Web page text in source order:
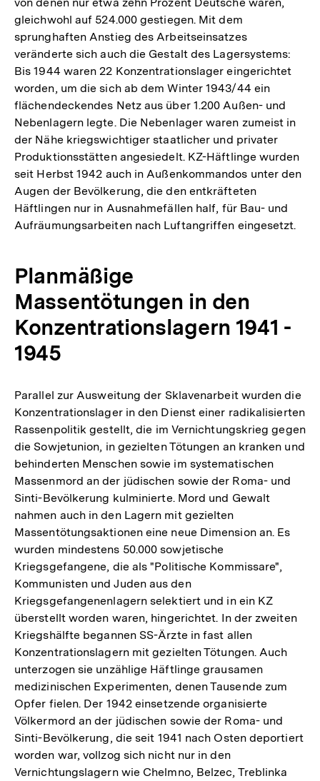
gleichwohl auf 524.000 gestiegen. Mit dem
sprunghaften Anstieg des Arbeitseinsatzes
veränderte sich auch die Gestalt des Lagersystems:
Bis 1944 waren 22 Konzentrationslager eingerichtet
worden, um die sich ab dem Winter 1943/44 ein
flächendeckendes Netz aus über 1.200 Außen- und
Nebenlagern legte. Die Nebenlager waren zumeist in
der Nähe kriegswichtiger staatlicher und privater
Produktionsstätten angesiedelt. KZ-Häftlinge wurden
seit Herbst 1942 auch in Außenkommandos unter den
Augen der Bevölkerung, die den entkräfteten
Häftlingen nur in Ausnahmefällen half, für Bau- und
Aufräumungsarbeiten nach Luftangriffen eingesetzt.
Planmäßige
Massentötungen in den
Konzentrationslagern 1941 -
1945
Parallel zur Ausweitung der Sklavenarbeit wurden die
Konzentrationslager in den Dienst einer radikalisierten
Rassenpolitik gestellt, die im Vernichtungskrieg gegen
die Sowjetunion, in gezielten Tötungen an kranken und
behinderten Menschen sowie im systematischen
Massenmord an der jüdischen sowie der Roma- und
Sinti-Bevölkerung kulminierte. Mord und Gewalt
nahmen auch in den Lagern mit gezielten
Massentötungsaktionen eine neue Dimension an. Es
wurden mindestens 50.000 sowjetische
Kriegsgefangene, die als "Politische Kommissare",
Kommunisten und Juden aus den
Kriegsgefangenenlagern selektiert und in ein KZ
überstellt worden waren, hingerichtet. In der zweiten
Kriegshälfte begannen SS-Ärzte in fast allen
Konzentrationslagern mit gezielten Tötungen. Auch
unterzogen sie unzählige Häftlinge grausamen
medizinischen Experimenten, denen Tausende zum
Opfer fielen. Der 1942 einsetzende organisierte
Völkermord an der jüdischen sowie der Roma- und
Sinti-Bevölkerung, die seit 1941 nach Osten deportiert
worden war, vollzog sich nicht nur in den
Vernichtungslagern wie Chelmno, Belzec, Treblinka